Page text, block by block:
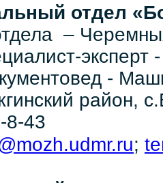
отдел
–
район,
8-43
;